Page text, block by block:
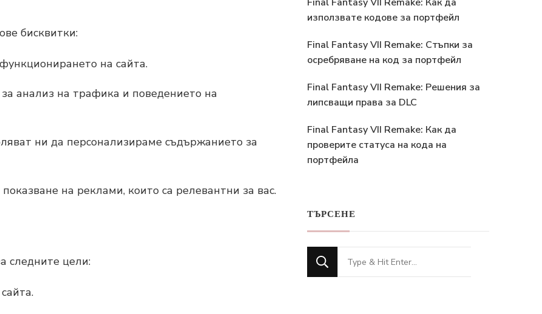
бисквитки:
на сайта.
анализ на трафика и поведението на
ни да персонализираме съдържанието за
на реклами, които са релевантни за вас.
следните цели:
използвате кодове за портфейл
Final Fantasy VII Remake: Стъпки за
осребряване на код за портфейл
Final Fantasy VII Remake: Решения за
липсващи права за DLC
Final Fantasy VII Remake: Как да
проверите статуса на кода на
портфейла
ТЪРСЕНЕ
Looking
for